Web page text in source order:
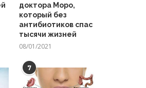
доктора Моро,
который без
антибиотиков спас
тысячи жизней
08/01/2021
7